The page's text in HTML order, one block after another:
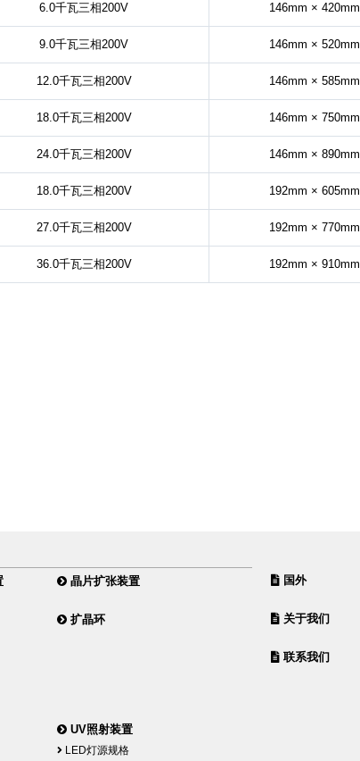
6.0千瓦三相200V 146mm × 420mm
9.0千瓦三相200V 146mm × 520mm
12.0千瓦三相200V 146mm × 585mm
18.0千瓦三相200V 146mm × 750mm
24.0千瓦三相200V 146mm × 890mm
18.0千瓦三相200V 192mm × 605mm
27.0千瓦三相200V 192mm × 770mm
36.0千瓦三相200V 192mm × 910mm
晶片扩张装置
扩晶环
UV照射装置
LED灯源规格
国外
关于我们
联系我们